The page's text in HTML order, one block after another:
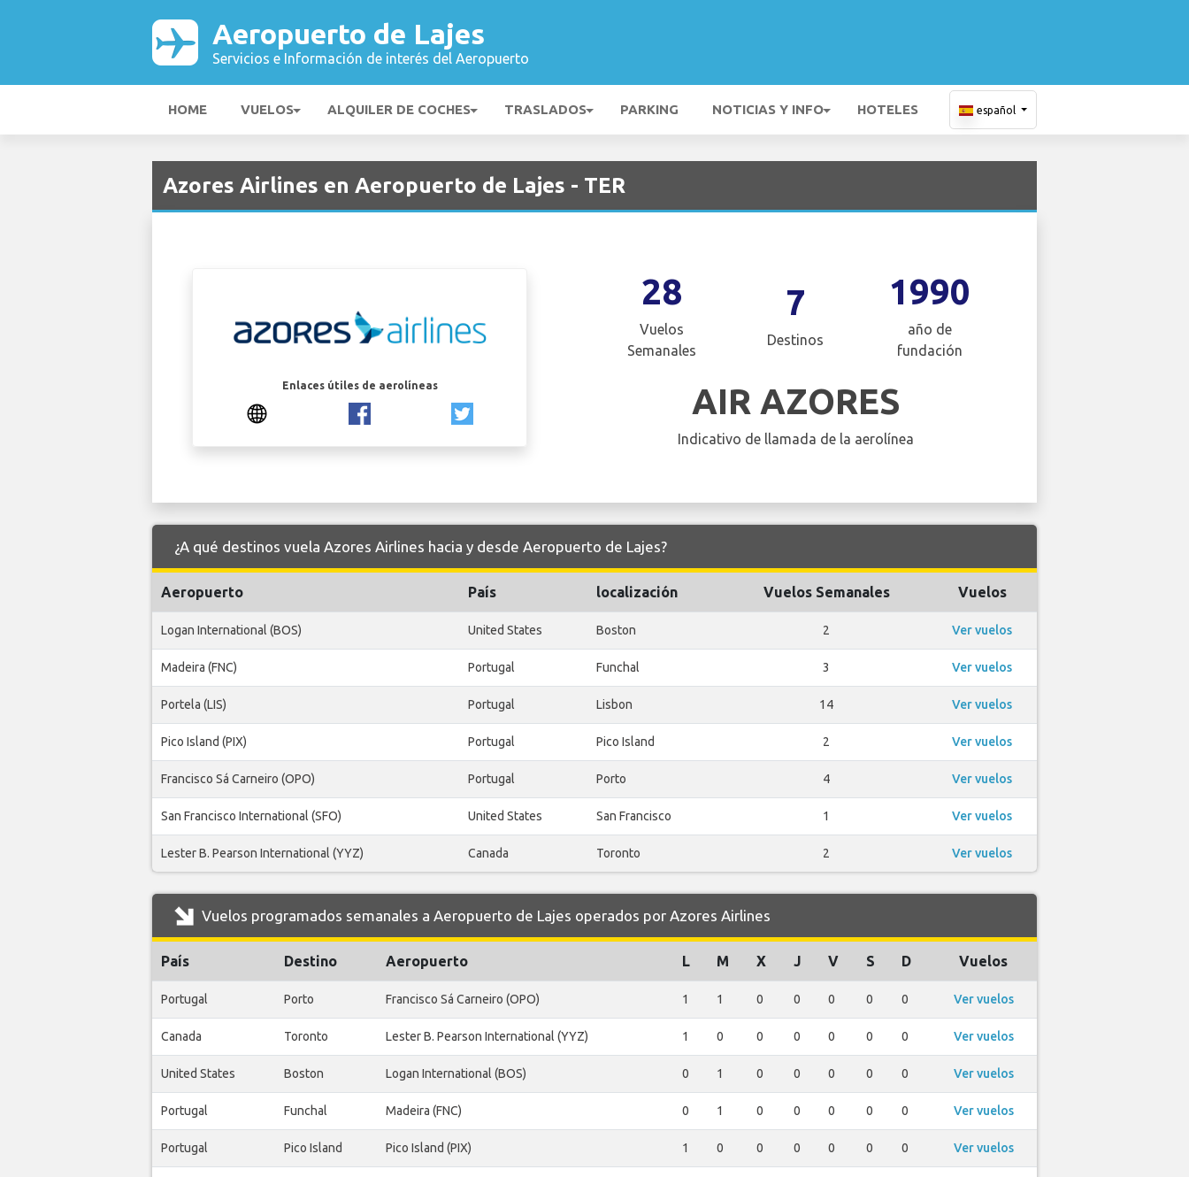
Aeropuerto de Lajes
Servicios e Información de interés del Aeropuerto
HOME VUELOS ALQUILER DE COCHES TRASLADOS PARKING NOTICIAS Y INFO HOTELES español
Azores Airlines en Aeropuerto de Lajes - TER
Enlaces útiles de aerolíneas
28
Vuelos
Semanales
7
Destinos
1990
año de
fundación
AIR AZORES
Indicativo de llamada de la aerolínea
¿A qué destinos vuela Azores Airlines hacia y desde Aeropuerto de Lajes?
Aeropuerto País localización Vuelos Semanales Vuelos
Logan International (BOS) United States Boston 2 Ver vuelos
Madeira (FNC) Portugal Funchal 3 Ver vuelos
Portela (LIS) Portugal Lisbon 14 Ver vuelos
Pico Island (PIX) Portugal Pico Island 2 Ver vuelos
Francisco Sá Carneiro (OPO) Portugal Porto 4 Ver vuelos
San Francisco International (SFO) United States San Francisco 1 Ver vuelos
Lester B. Pearson International (YYZ) Canada Toronto 2 Ver vuelos
Vuelos programados semanales a Aeropuerto de Lajes operados por Azores Airlines
País Destino Aeropuerto L M X J V S D Vuelos
Portugal Porto Francisco Sá Carneiro (OPO) 1 1 0 0 0 0 0 Ver vuelos
Canada Toronto Lester B. Pearson International (YYZ) 1 0 0 0 0 0 0 Ver vuelos
United States Boston Logan International (BOS) 0 1 0 0 0 0 0 Ver vuelos
Portugal Funchal Madeira (FNC) 0 1 0 0 0 0 0 Ver vuelos
Portugal Pico Island Pico Island (PIX) 1 0 0 0 0 0 0 Ver vuelos